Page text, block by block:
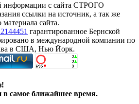
информации с сайта СТРОГО
ссылки на источник, а так же
сайта.
гарантированное Бернской
в международной компании по
в США, Нью Йорк.
самое ближайшее время.